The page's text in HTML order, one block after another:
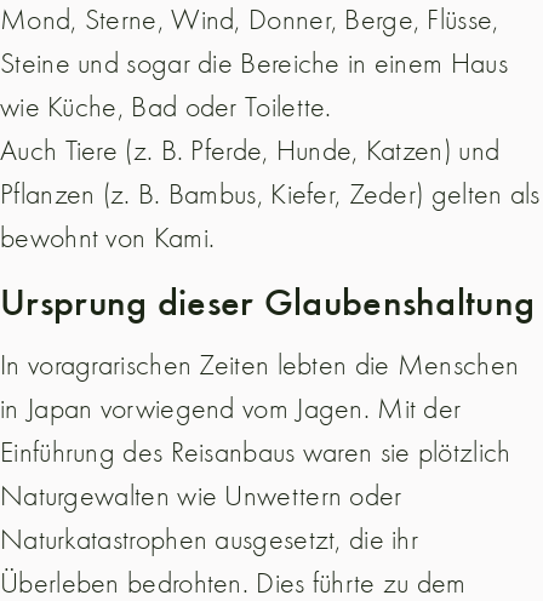
Mond, Sterne, Wind, Donner, Berge, Flüsse,
Steine und sogar die Bereiche in einem Haus
wie Küche, Bad oder Toilette.
Auch Tiere (z. B. Pferde, Hunde, Katzen) und
Pflanzen (z. B. Bambus, Kiefer, Zeder) gelten als
bewohnt von Kami.
Ursprung dieser Glaubenshaltung
In voragrarischen Zeiten lebten die Menschen
in Japan vorwiegend vom Jagen. Mit der
Einführung des Reisanbaus waren sie plötzlich
Naturgewalten wie Unwettern oder
Naturkatastrophen ausgesetzt, die ihr
Überleben bedrohten. Dies führte zu dem